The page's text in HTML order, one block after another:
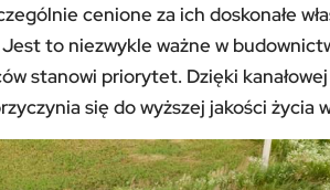
cenione za ich doskonałe
to niezwykle ważne w
stanowi priorytet. Dzięki
się do wyższej jakości życia